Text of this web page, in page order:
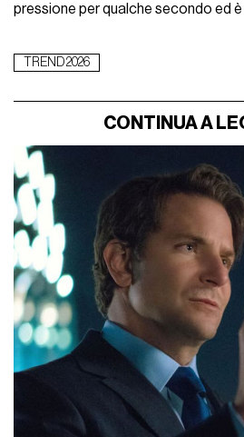
pressione per qualche secondo ed
TREND 2026
CONTINUA A